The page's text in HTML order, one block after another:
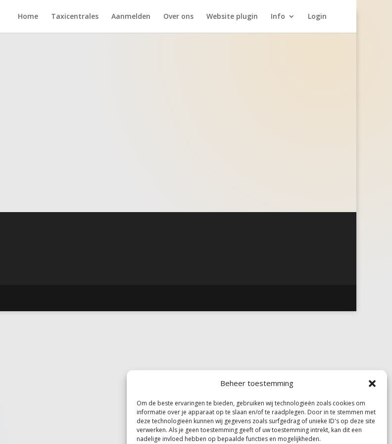
Beheer toestemming
Om de beste ervaringen te bieden, gebruiken wij technologieën zoals cookies om
informatie over je apparaat op te slaan en/of te raadplegen. Door in te stemmen met
deze technologieën kunnen wij gegevens zoals surfgedrag of unieke ID's op deze site
verwerken. Als je geen toestemming geeft of uw toestemming intrekt, kan dit een
nadelige invloed hebben op bepaalde functies en mogelijkheden.
Home
Taxicentrales Aanmelden Over ons Website plugin Info Login